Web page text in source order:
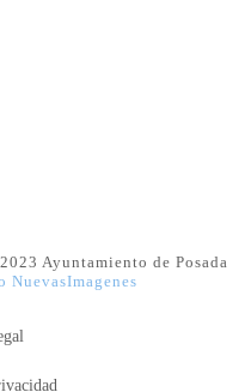
Ayuntamiento de Posada
NuevasImagenes